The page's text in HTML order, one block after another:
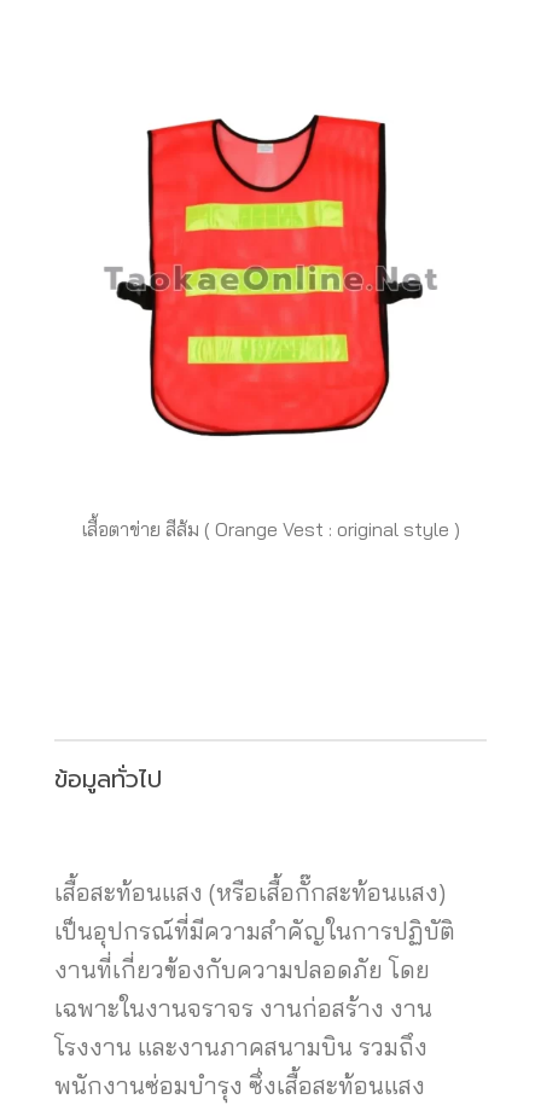
เสื้อตาข่าย สีส้ม ( Orange Vest : original style )
ข้อมูลทั่วไป
เสื้อสะท้อนแสง (หรือเสื้อกั๊กสะท้อนแสง)
เป็นอุปกรณ์ที่มีความสำคัญในการปฏิบัติ
งานที่เกี่ยวข้องกับความปลอดภัย โดย
เฉพาะในงานจราจร งานก่อสร้าง งาน
โรงงาน และงานภาคสนามบิน รวมถึง
พนักงานซ่อมบำรุง ซึ่งเสื้อสะท้อนแสง